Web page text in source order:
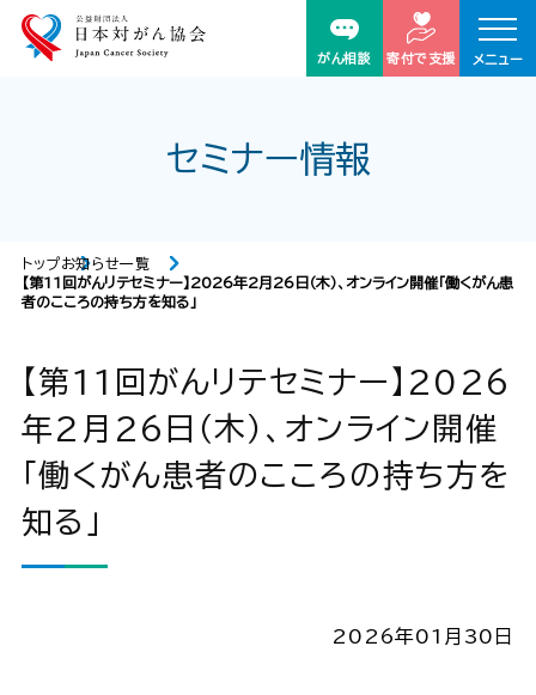
がん相談 寄付で支援 メニュー
セミナー情報
トップお知らせ一覧
【第11回がんリテセミナー】2026年2月26日（木）、オンライン開催「働くがん患
者のこころの持ち方を知る」
【第11回がんリテセミナー】2026
年2月26日（木）、オンライン開催
「働くがん患者のこころの持ち方を
知る」
2026年01月30日